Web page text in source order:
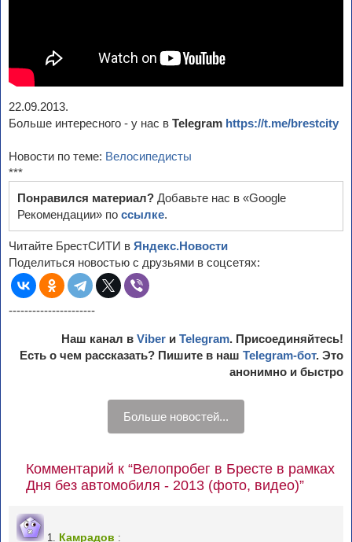
22.09.2013.
Больше интересного - у нас в Telegram https://t.me/brestcity
Новости по теме: Велосипедисты
***
Понравился материал? Добавьте нас в «Google
Рекомендации» по ссылке.
Читайте БрестСИТИ в Яндекс.Новости
Поделиться новостью с друзьями в соцсетях:
----------------------
Наш канал в Viber и Telegram. Присоединяйтесь!
Есть о чем рассказать? Пишите в наш Telegram-бот. Это
анонимно и быстро
Больше новостей...
Комментарий к “Велопробег в Бресте в рамках
Дня без автомобиля - 2013 (фото, видео)”
1. Камрадов :